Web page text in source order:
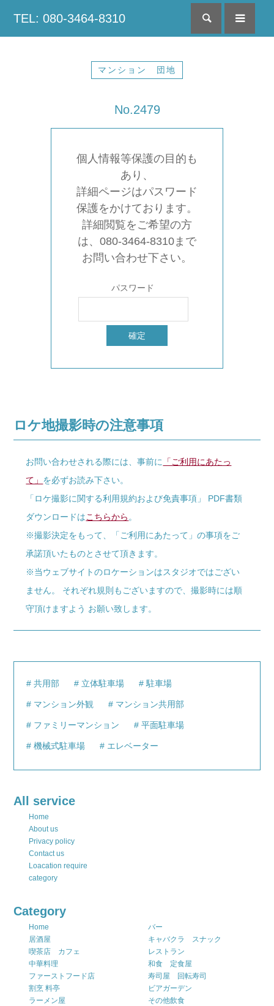
TEL: 080-3464-8310 検索
マンション 団地
No.2479
個人情報等保護の目的も
あり、
詳細ページはパスワード
保護をかけております。
詳細閲覧をご希望の方
は、080-3464-8310まで
お問い合わせ下さい。
パスワード
ロケ地撮影時の注意事項
お問い合わせされる際には、事前に 「ご利用にあたっ
て」 を必ずお読み下さい。
「ロケ撮影に関する利用規約および免責事項」 PDF書類
ダウンロードはこちらから。
※撮影決定をもって、「ご利用にあたって」の事項をご
承諾頂いたものとさせて頂きます。
※当ウェブサイトのロケーションはスタジオではござい
ません。 それぞれ規則もございますので、撮影時には順
守頂けますよう お願い致します。
共用部 立体駐車場 駐車場
マンション外観 マンション共用部
ファミリーマンション 平面駐車場
機械式駐車場 エレベーター
All service
Home
About us
Privacy policy
Contact us
Loacation require
category
Category
Home
バー
居酒屋
キャバクラ スナック
喫茶店 カフェ
レストラン
中華料理
和食 定食屋
ファーストフード店
寿司屋 回転寿司
割烹 料亭
ビアガーデン
ラーメン屋
その他飲食